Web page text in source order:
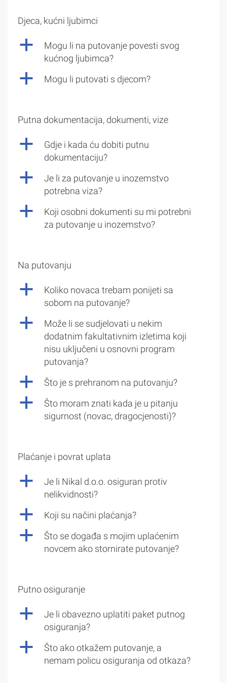
Djeca, kućni ljubimci
a
Mogu li na putovanje povesti svog
kućnog ljubimca?
a Mogu li putovati s djecom?
Putna dokumentacija, dokumenti, vize
a
Gdje i kada ću dobiti putnu
dokumentaciju?
a
Je li za putovanje u inozemstvo
potrebna viza?
a
Koji osobni dokumenti su mi potrebni
za putovanje u inozemstvo?
Na putovanju
a
Koliko novaca trebam ponijeti sa
sobom na putovanje?
a
Može li se sudjelovati u nekim
dodatnim fakultativnim izletima koji
nisu uključeni u osnovni program
putovanja?
a Što je s prehranom na putovanju?
a
Što moram znati kada je u pitanju
sigurnost (novac, dragocjenosti)?
Plaćanje i povrat uplata
a
Je li Nikal d.o.o. osiguran protiv
nelikvidnosti?
a Koji su načini plaćanja?
a
Što se događa s mojim uplaćenim
novcem ako stornirate putovanje?
Putno osiguranje
a
Je li obavezno uplatiti paket putnog
osiguranja?
a
Što ako otkažem putovanje, a
nemam policu osiguranja od otkaza?